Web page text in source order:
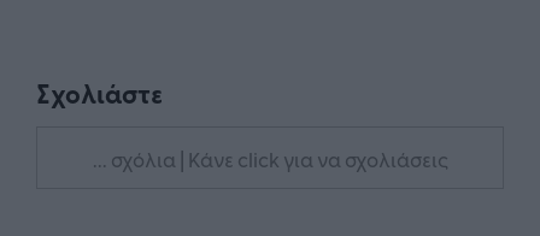
Σχολιάστε
... σχόλια | Κάνε click για να σχολιάσεις